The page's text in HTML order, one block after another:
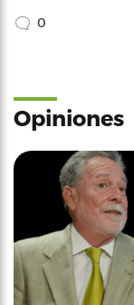
0
Opiniones